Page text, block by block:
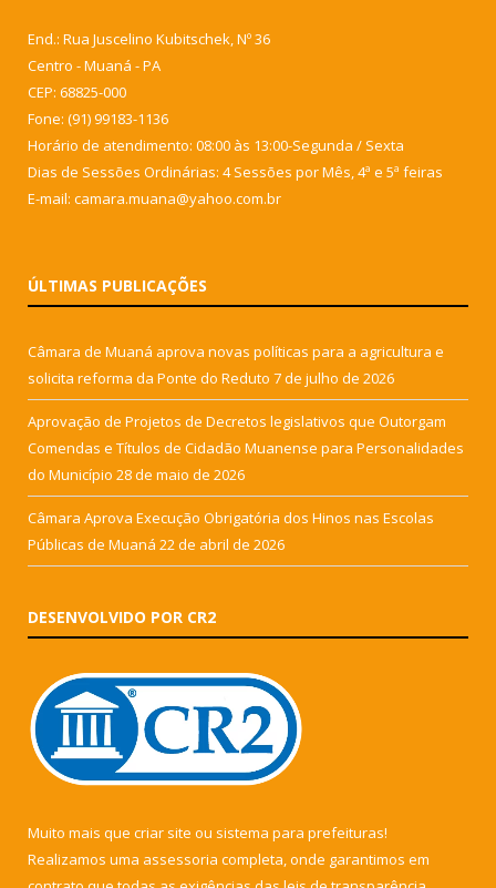
End.: Rua Juscelino Kubitschek, Nº 36
Centro - Muaná - PA
CEP: 68825-000
Fone: (91) 99183-1136
Horário de atendimento: 08:00 às 13:00-Segunda / Sexta
Dias de Sessões Ordinárias: 4 Sessões por Mês, 4ª e 5ª feiras
E-mail: camara.muana@yahoo.com.br
ÚLTIMAS PUBLICAÇÕES
Câmara de Muaná aprova novas políticas para a agricultura e
solicita reforma da Ponte do Reduto 7 de julho de 2026
Aprovação de Projetos de Decretos legislativos que Outorgam
Comendas e Títulos de Cidadão Muanense para Personalidades
do Município 28 de maio de 2026
Câmara Aprova Execução Obrigatória dos Hinos nas Escolas
Públicas de Muaná 22 de abril de 2026
DESENVOLVIDO POR CR2
Muito mais que criar site ou sistema para prefeituras!
Realizamos uma assessoria completa, onde garantimos em